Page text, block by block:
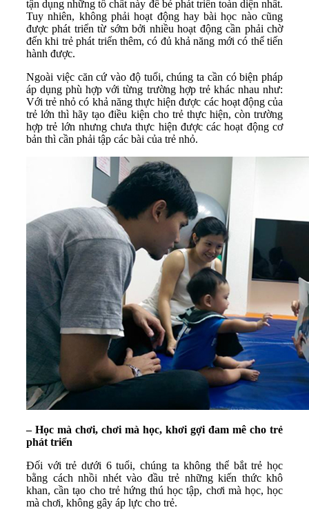
tận dụng những tố chất này để bé phát triển toàn diện nhất.
Tuy nhiên, không phải hoạt động hay bài học nào cũng
được phát triển từ sớm bởi nhiều hoạt động cần phải chờ
đến khi trẻ phát triển thêm, có đủ khả năng mới có thể tiến
hành được.
Ngoài việc căn cứ vào độ tuổi, chúng ta cần có biện pháp
áp dụng phù hợp với từng trường hợp trẻ khác nhau như:
Với trẻ nhỏ có khả năng thực hiện được các hoạt động của
trẻ lớn thì hãy tạo điều kiện cho trẻ thực hiện, còn trường
hợp trẻ lớn nhưng chưa thực hiện được các hoạt động cơ
bản thì cần phải tập các bài của trẻ nhỏ.
– Học mà chơi, chơi mà học, khơi gợi đam mê cho trẻ
phát triển
Đối với trẻ dưới 6 tuổi, chúng ta không thể bắt trẻ học
bằng cách nhồi nhét vào đầu trẻ những kiến thức khô
khan, cần tạo cho trẻ hứng thú học tập, chơi mà học, học
mà chơi, không gây áp lực cho trẻ.